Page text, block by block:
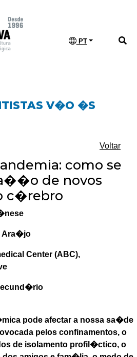
PT
V�O �S
Voltar
como se
de novos
c�rebro
Ara�jo
Center (ABC),
pode afectar a nossa sa�de
pelos confinamentos, o
de isolamento profil�ctico, o